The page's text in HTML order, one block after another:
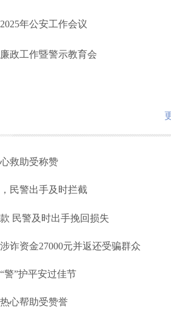
年公安工作会议
政工作暨警示教育会
救助受称赞
民警出手及时拦截
民警及时出手挽回损失
诈资金27000元并返还受骗群众
警”护平安过佳节
心帮助受赞誉